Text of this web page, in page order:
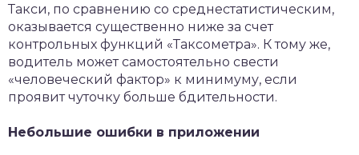
Такси, по сравнению со среднестатистическим,
оказывается существенно ниже за счет
контрольных функций «Таксометра». К тому же,
водитель может самостоятельно свести
«человеческий фактор» к минимуму, если
проявит чуточку больше бдительности.
Небольшие ошибки в приложении